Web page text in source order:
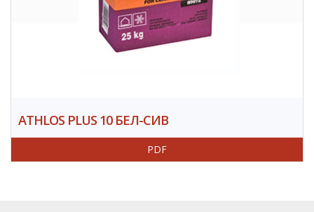
ATHLOS PLUS 10 БЕЛ-СИВ
PDF